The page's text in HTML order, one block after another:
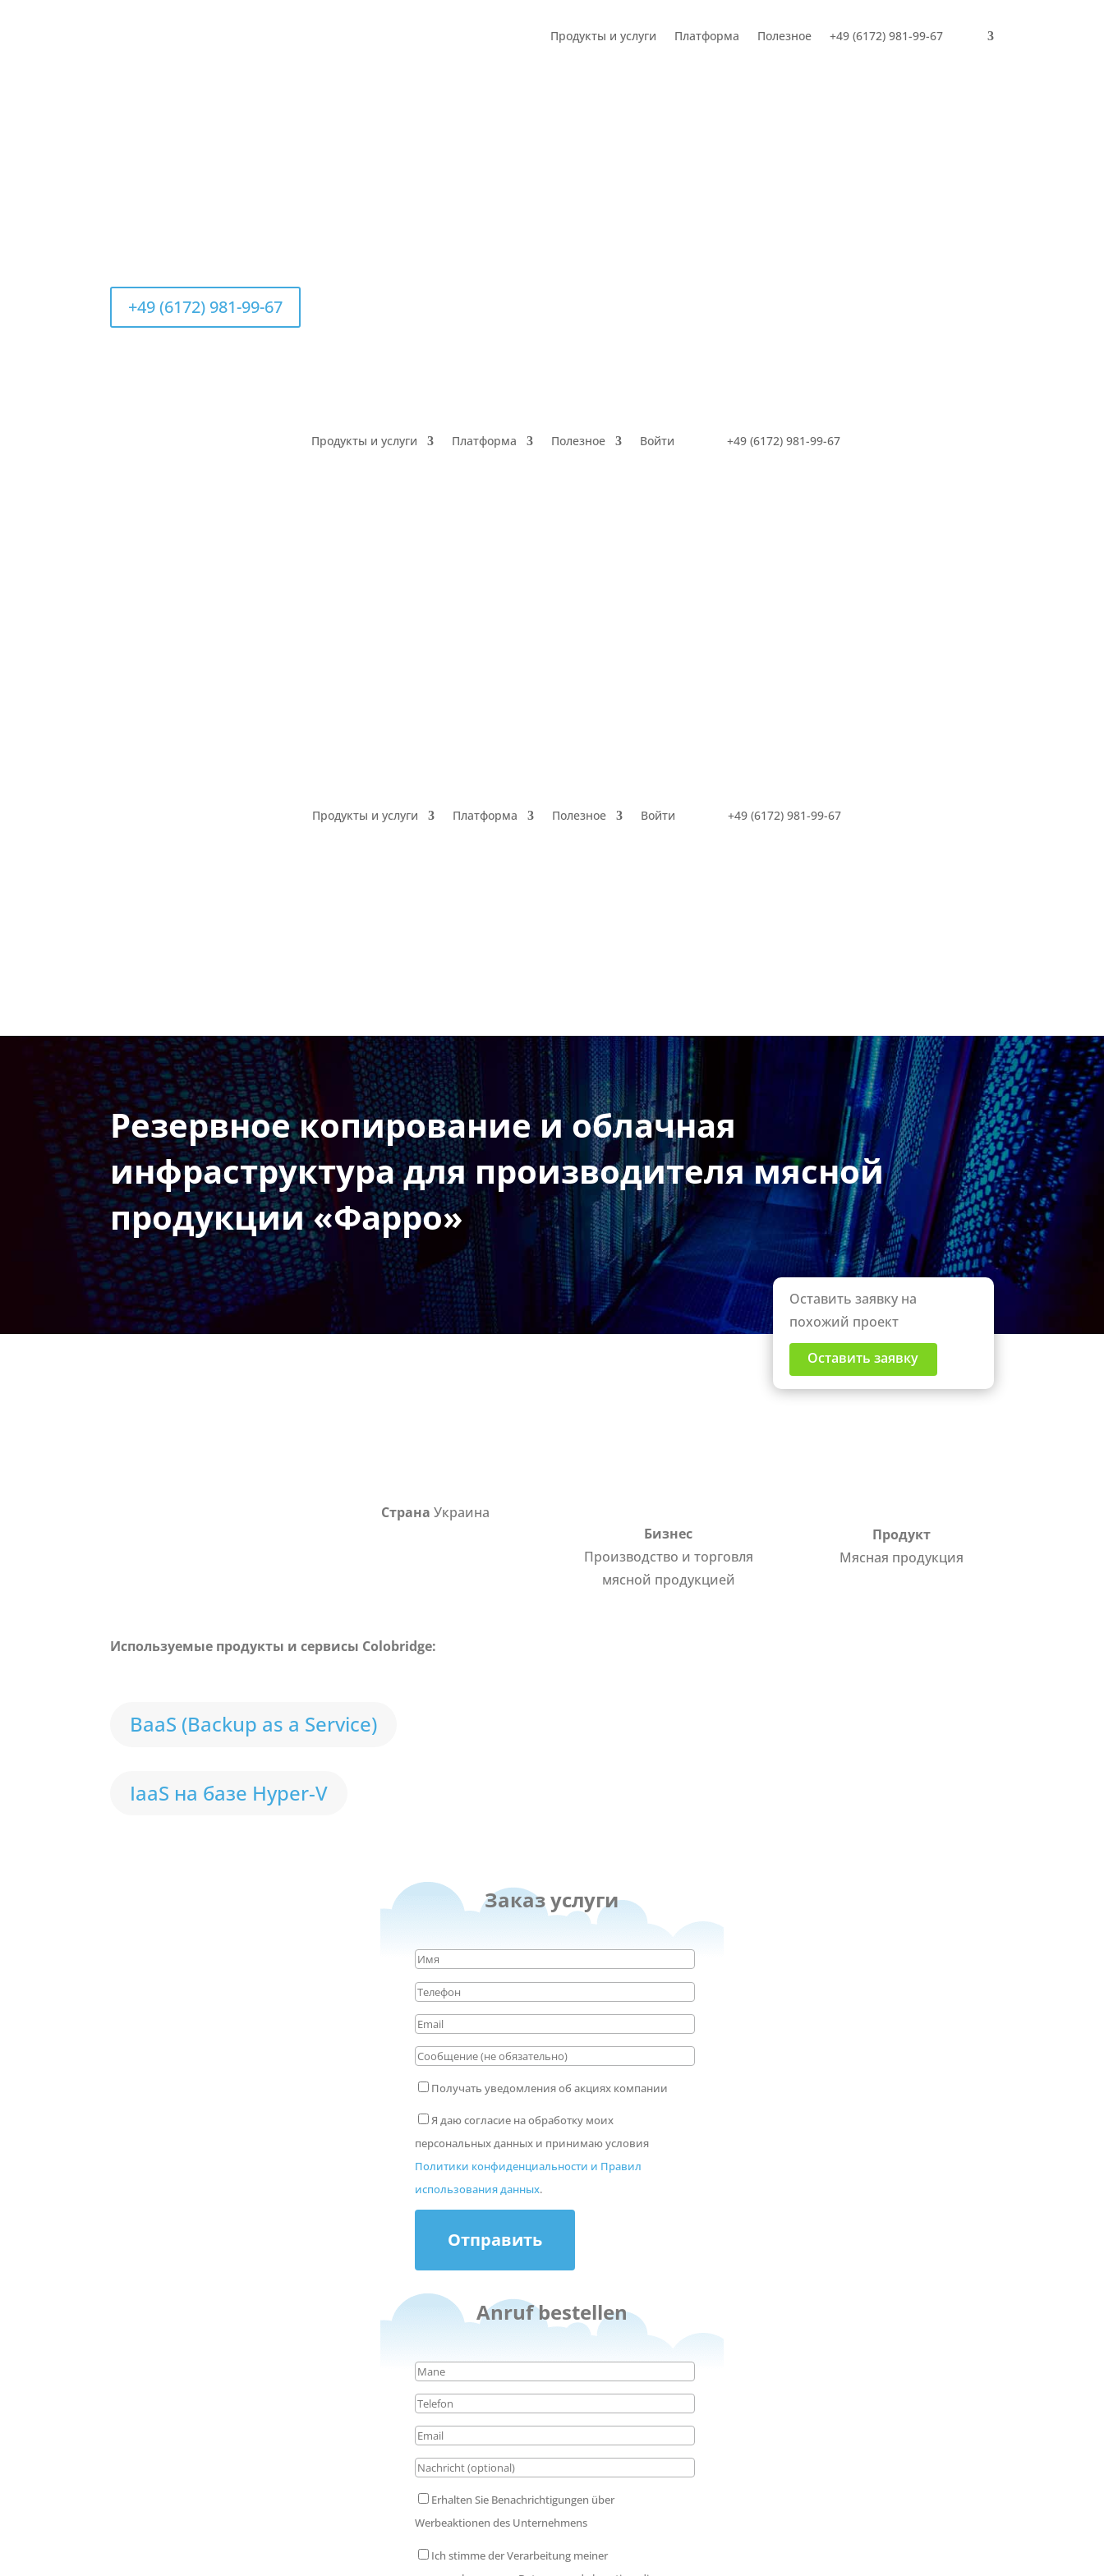
Продукты и услуги Платформа Полезное +49 (6172) 981-99-67
+49 (6172) 981-99-67
Продукты и услуги Платформа Полезное Войти +49 (6172) 981-99-67
Продукты и услуги Платформа Полезное Войти +49 (6172) 981-99-67
Резервное копирование и облачная
инфраструктура для производителя мясной
продукции «Фарро»
Оставить заявку на
похожий проект
Оставить заявку
Страна Украина
Бизнес
Производство и торговля
мясной продукцией
Продукт
Мясная продукция
Используемые продукты и сервисы Colobridge:
BaaS (Backup as a Service)
IaaS на базе Hyper-V
Заказ услуги
Получать уведомления об акциях компании
Я даю согласие на обработку моих
персональных данных и принимаю условия
Политики конфиденциальности и Правил
использования данных.
Отправить
Anruf bestellen
Erhalten Sie Benachrichtigungen über
Werbeaktionen des Unternehmens
Ich stimme der Verarbeitung meiner